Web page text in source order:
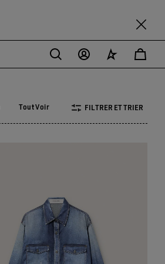
Tout Voir FILTRER ET TRIER